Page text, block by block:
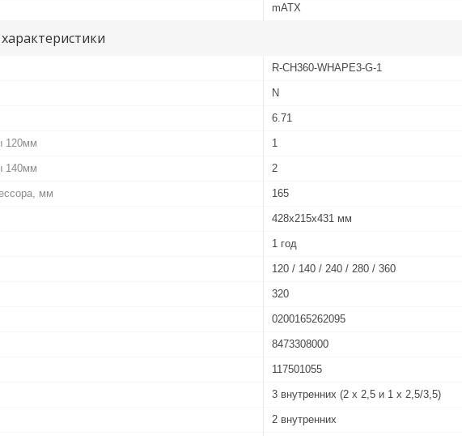
mATX
R-CH360-WHAPE3-G-1
N
6.71
120мм 1
140мм 2
мм 165
428x215x431 мм
1 год
120 / 140 / 240 / 280 / 360
320
0200165262095
8473308000
117501055
3 внутренних (2 х 2,5 и 1 х 2,5/3,5)
2 внутренних